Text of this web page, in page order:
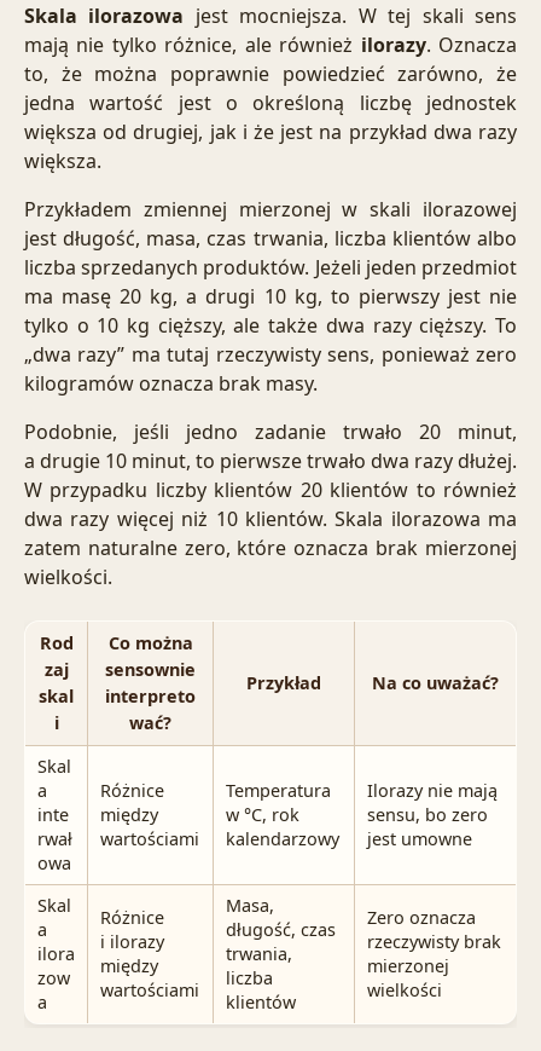
Skala ilorazowa jest mocniejsza. W tej skali sens
mają nie tylko różnice, ale również ilorazy. Oznacza
to, że można poprawnie powiedzieć zarówno, że
jedna wartość jest o określoną liczbę jednostek
większa od drugiej, jak i że jest na przykład dwa razy
większa.
Przykładem zmiennej mierzonej w skali ilorazowej
jest długość, masa, czas trwania, liczba klientów albo
liczba sprzedanych produktów. Jeżeli jeden przedmiot
ma masę 20 kg, a drugi 10 kg, to pierwszy jest nie
tylko o 10 kg cięższy, ale także dwa razy cięższy. To
„dwa razy” ma tutaj rzeczywisty sens, ponieważ zero
kilogramów oznacza brak masy.
Podobnie, jeśli jedno zadanie trwało 20 minut,
a drugie 10 minut, to pierwsze trwało dwa razy dłużej.
W przypadku liczby klientów 20 klientów to również
dwa razy więcej niż 10 klientów. Skala ilorazowa ma
zatem naturalne zero, które oznacza brak mierzonej
wielkości.
Rod
zaj
skal
i
Co można
sensownie
interpreto
wać?
Przykład Na co uważać?
Skal
a
inte
rwał
owa
Różnice
między
wartościami
Temperatura
w °C, rok
kalendarzowy
Ilorazy nie mają
sensu, bo zero
jest umowne
Skal
a
ilora
zow
a
Różnice
i ilorazy
między
wartościami
Masa,
długość, czas
trwania,
liczba
klientów
Zero oznacza
rzeczywisty brak
mierzonej
wielkości